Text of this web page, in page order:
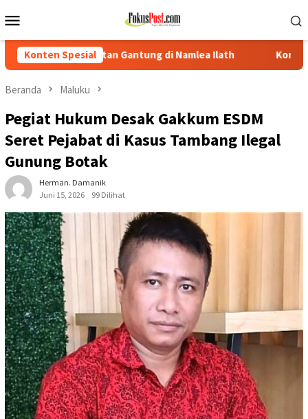
ke
Mobile
Konten Spesial
di Namlea Ilath Korban Desak Polisi Tangkap AA,
Beranda Maluku
Pegiat Hukum Desak Gakkum ESDM
Seret Pejabat di Kasus Tambang Ilegal
Gunung Botak
Herman. Damanik
Juni 15, 2026
99 Dilihat